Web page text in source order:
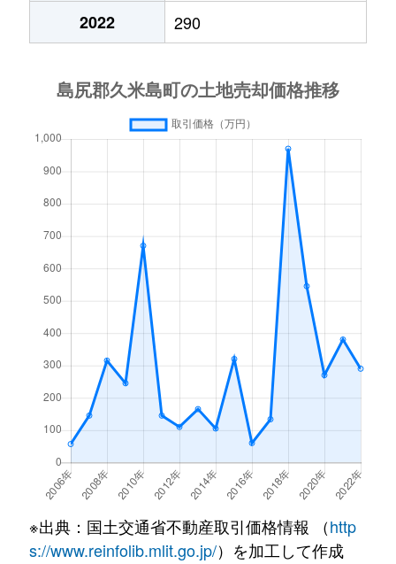
2022
290
※出典：国土交通省不動産取引価格情報 （http
s://www.reinfolib.mlit.go.jp/）を加工して作成